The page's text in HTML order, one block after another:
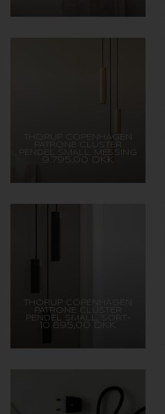
THORUP COPENHAGEN
PATRONE CLUSTER
PENDEL SMALL, MESSING
9.795,00 DKK
THORUP COPENHAGEN
PATRONE CLUSTER
PENDEL SMALL, SORT-
BRUNERET MESSING
10.895,00 DKK